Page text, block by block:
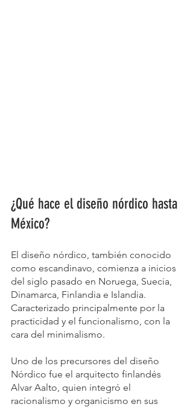
¿Qué hace el diseño nórdico hasta
México?
El diseño nórdico, también conocido
como escandinavo, comienza a inicios
del siglo pasado en Noruega, Suecia,
Dinamarca, Finlandia e Islandia.
Caracterizado principalmente por la
practicidad y el funcionalismo, con la
cara del minimalismo.
Uno de los precursores del diseño
Nórdico fue el arquitecto finlandés
Alvar Aalto, quien integró el
racionalismo y organicismo en sus